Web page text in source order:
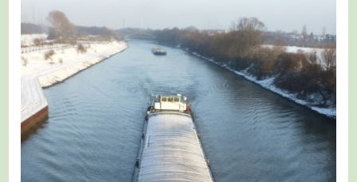
Mülheim-
Selbeck
Nach
Ratingen